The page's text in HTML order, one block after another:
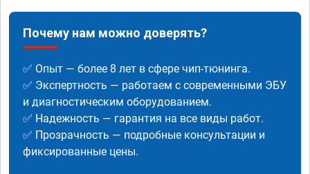
Почему нам можно доверять?
✅ Опыт — более 8 лет в сфере чип-тюнинга.
✅ Экспертность — работаем с современными ЭБУ
и диагностическим оборудованием.
✅ Надежность — гарантия на все виды работ.
✅ Прозрачность — подробные консультации и
фиксированные цены.